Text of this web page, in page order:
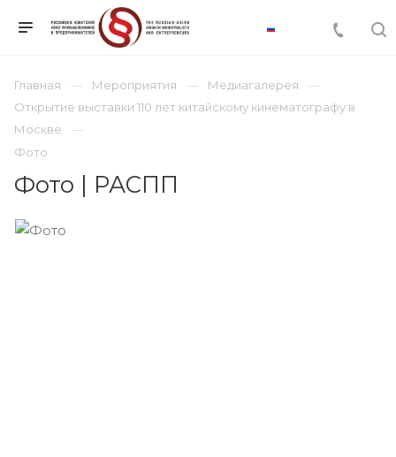
Главная Мероприятия
Медиагалерея
Открытие выставки 110 лет китайскому кинематографу в
Москве
Фото
Фото | РАСПП